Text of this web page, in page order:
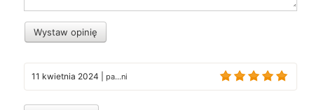
Wystaw opinię
11 kwietnia 2024 pa...ni